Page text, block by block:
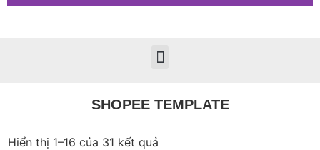
SHOPEE TEMPLATE
Hiển thị 1–16 của 31 kết quả